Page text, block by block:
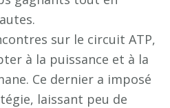
sur le circuit ATP,
à la puissance et à la
Ce dernier a imposé
laissant peu de